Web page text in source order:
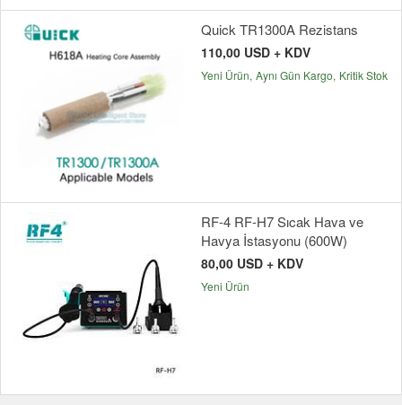
Quick TR1300A Rezistans
110,00 USD + KDV
Yeni Ürün Aynı Gün Kargo Kritik Stok
RF-4 RF-H7 Sıcak Hava ve
Havya İstasyonu (600W)
80,00 USD + KDV
Yeni Ürün